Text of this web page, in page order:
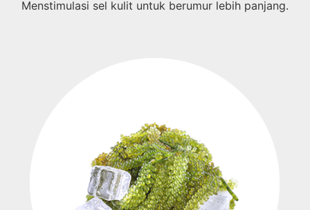
Menstimulasi sel kulit untuk berumur lebih panjang.